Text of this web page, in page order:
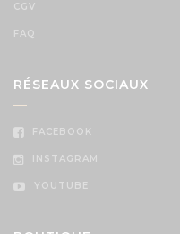
CGV
FAQ
RÉSEAUX SOCIAUX
FACEBOOK
INSTAGRAM
YOUTUBE